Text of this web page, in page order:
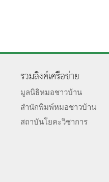
รวมลิงค์เครือข่าย
มูลนิธิหมอชาวบ้าน
สำนักพิมพ์หมอชาวบ้าน
สถาบันโยคะวิชาการ